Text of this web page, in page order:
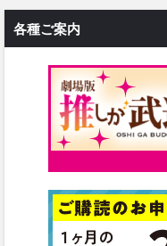
各種ご案内